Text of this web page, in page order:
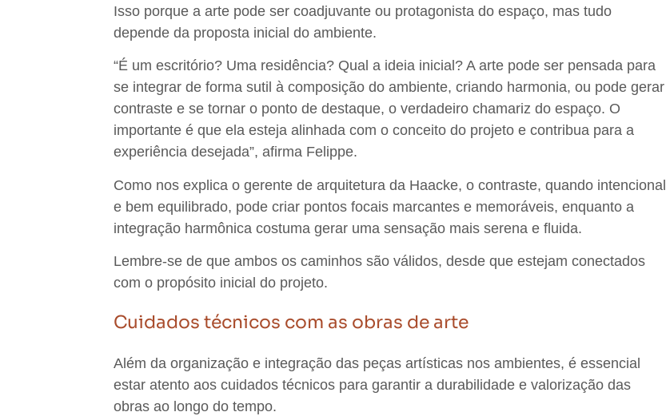
Isso porque a arte pode ser coadjuvante ou protagonista do espaço, mas tudo
depende da proposta inicial do ambiente.
“É um escritório? Uma residência? Qual a ideia inicial? A arte pode ser pensada para
se integrar de forma sutil à composição do ambiente, criando harmonia, ou pode gerar
contraste e se tornar o ponto de destaque, o verdadeiro chamariz do espaço. O
importante é que ela esteja alinhada com o conceito do projeto e contribua para a
experiência desejada”, afirma Felippe.
Como nos explica o gerente de arquitetura da Haacke, o contraste, quando intencional
e bem equilibrado, pode criar pontos focais marcantes e memoráveis, enquanto a
integração harmônica costuma gerar uma sensação mais serena e fluida.
Lembre-se de que ambos os caminhos são válidos, desde que estejam conectados
com o propósito inicial do projeto.
Cuidados técnicos com as obras de arte
Além da organização e integração das peças artísticas nos ambientes, é essencial
estar atento aos cuidados técnicos para garantir a durabilidade e valorização das
obras ao longo do tempo.